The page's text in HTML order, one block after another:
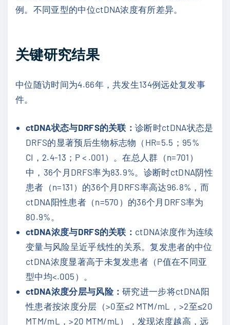
例。不同亚型的中位ctDNA浓度有所差异。
关键研究结果
中位随访时间为4.66年，共发生134例远处复发事
件。
ctDNA状态与DRFS的关联：诊断时ctDNA状态是
DRFS的显著预后生物标志物（HR=5.5；95%
CI，2.4-13；P < .001）。在总人群（n=701）
中，36个月DRFS率为83.9%。诊断时ctDNA阴性
患者（n=131）的36个月DRFS率高达96.8%，而
ctDNA阳性患者（n=570）的36个月DRFS率为
80.9%。
ctDNA浓度与DRFS的关联： ctDNA浓度作为连续
变量与风险呈近乎线性的关系。复发患者的中位
ctDNA浓度显著高于未复发患者（P值在不同亚
型中均<.005）。
ctDNA浓度分层与风险：研究进一步将ctDNA阳
性患者按浓度分层（>0至≤2 MTM/mL，>2至≤20
MTM/mL，>20 MTM/mL），发现浓度越高，远